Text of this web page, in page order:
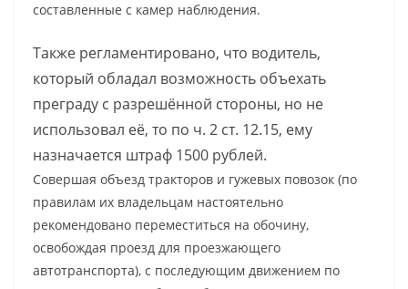
составленные с камер наблюдения.
Также регламентировано, что водитель,
который обладал возможность объехать
преграду с разрешённой стороны, но не
использовал её, то по ч. 2 ст. 12.15, ему
назначается штраф 1500 рублей.
Совершая объезд тракторов и гужевых повозок (по
правилам их владельцам настоятельно
рекомендовано переместиться на обочину,
освобождая проезд для проезжающего
автотранспорта), с последующим движением по